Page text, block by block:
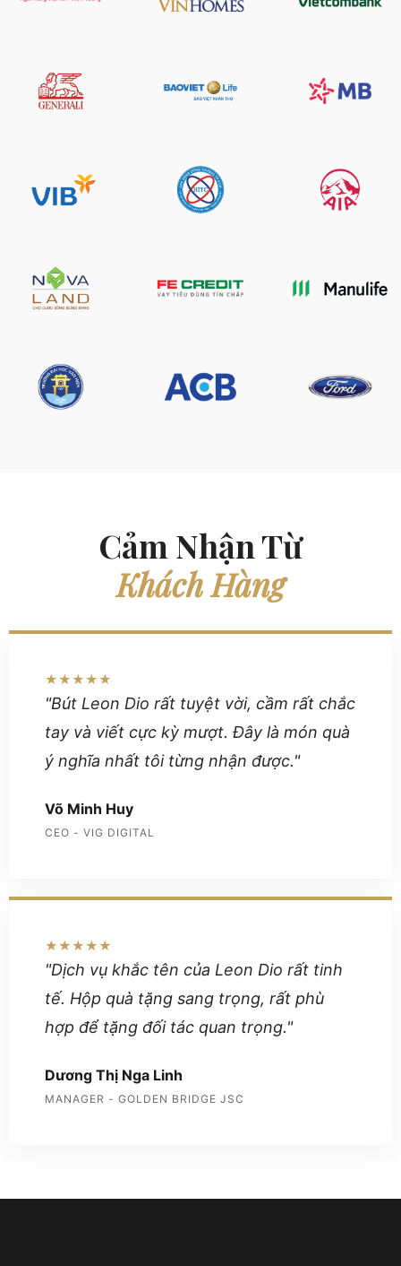
Cảm Nhận Từ
Khách Hàng
★★★★★
"Bút Leon Dio rất tuyệt vời, cầm rất chắc
tay và viết cực kỳ mượt. Đây là món quà
ý nghĩa nhất tôi từng nhận được."
Võ Minh Huy
CEO - VIG DIGITAL
★★★★★
"Dịch vụ khắc tên của Leon Dio rất tinh
tế. Hộp quà tặng sang trọng, rất phù
hợp để tặng đối tác quan trọng."
Dương Thị Nga Linh
MANAGER - GOLDEN BRIDGE JSC